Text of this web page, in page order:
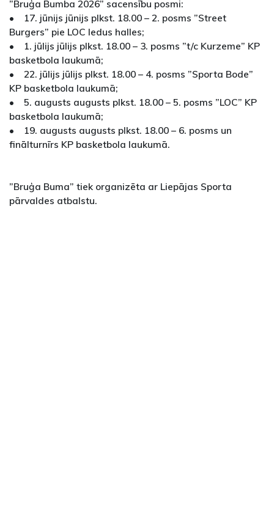
”Bruģa Bumba 2026” sacensību posmi:
• 17. jūnijs jūnijs plkst. 18.00 – 2. posms ”Street
Burgers” pie LOC ledus halles;
• 1. jūlijs jūlijs plkst. 18.00 – 3. posms ”t/c Kurzeme” KP
basketbola laukumā;
• 22. jūlijs jūlijs plkst. 18.00 – 4. posms ”Sporta Bode”
KP basketbola laukumā;
• 5. augusts augusts plkst. 18.00 – 5. posms ”LOC” KP
basketbola laukumā;
• 19. augusts augusts plkst. 18.00 – 6. posms un
finālturnīrs KP basketbola laukumā.
”Bruģa Buma” tiek organizēta ar Liepājas Sporta
pārvaldes atbalstu.